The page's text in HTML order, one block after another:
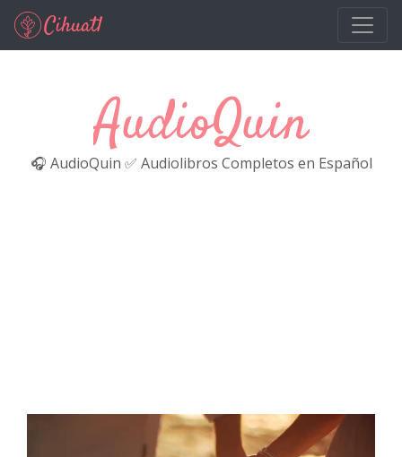
Ir al contenido principal
AudioQuin
🎧 AudioQuin ✅ Audiolibros Completos en Español